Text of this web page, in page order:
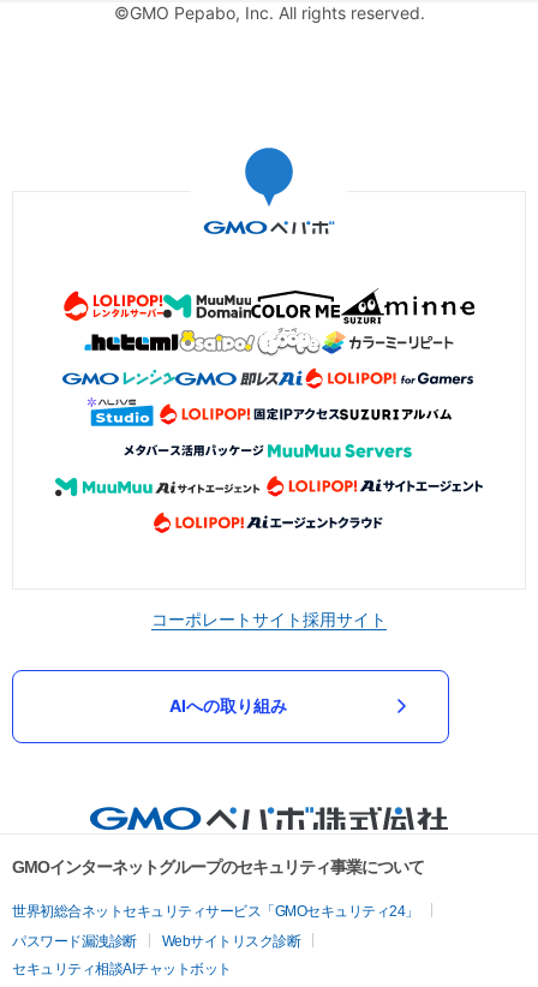
©GMO Pepabo, Inc. All rights reserved.
コーポレートサイト採用サイト
AIへの取り組み
GMOインターネットグループのセキュリティ事業について
世界初総合ネットセキュリティサービス「GMOセキュリティ24」
パスワード漏洩診断
Webサイトリスク診断
セキュリティ相談AIチャットボット